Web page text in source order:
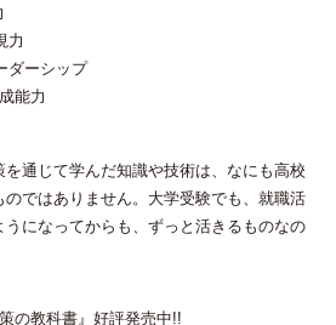
力
ダーシップ
能力
通じて学んだ知識や技術は、なにも高校
ではありません。大学受験でも、就職活
になってからも、ずっと活きるものなの